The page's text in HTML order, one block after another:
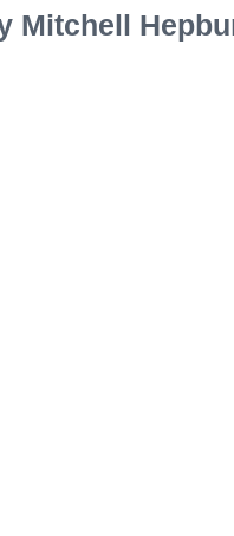
Mitchell